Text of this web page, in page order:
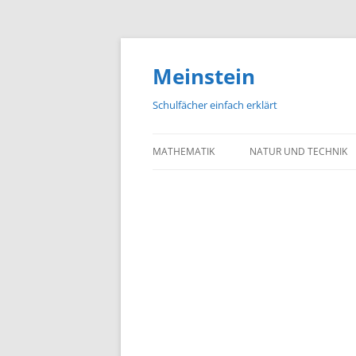
Meinstein
Schulfächer einfach erklärt
MATHEMATIK NATUR UND TECHNIK